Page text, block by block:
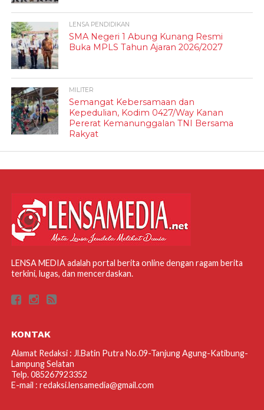
LENSA PENDIDIKAN
SMA Negeri 1 Abung Kunang Resmi
Buka MPLS Tahun Ajaran 2026/2027
MILITER
Semangat Kebersamaan dan
Kepedulian, Kodim 0427/Way Kanan
Pererat Kemanunggalan TNI Bersama
Rakyat
LENSA MEDIA adalah portal berita online dengan ragam berita
terkini, lugas, dan mencerdaskan.
KONTAK
Alamat Redaksi : Jl.Batin Putra No.09-Tanjung Agung-Katibung-
Lampung Selatan
Telp. 085267923352
E-mail : redaksi.lensamedia@gmail.com